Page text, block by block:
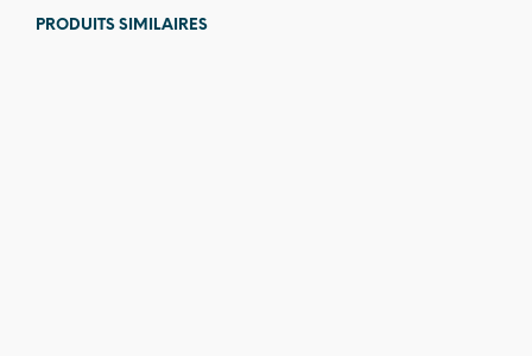
PRODUITS SIMILAIRES